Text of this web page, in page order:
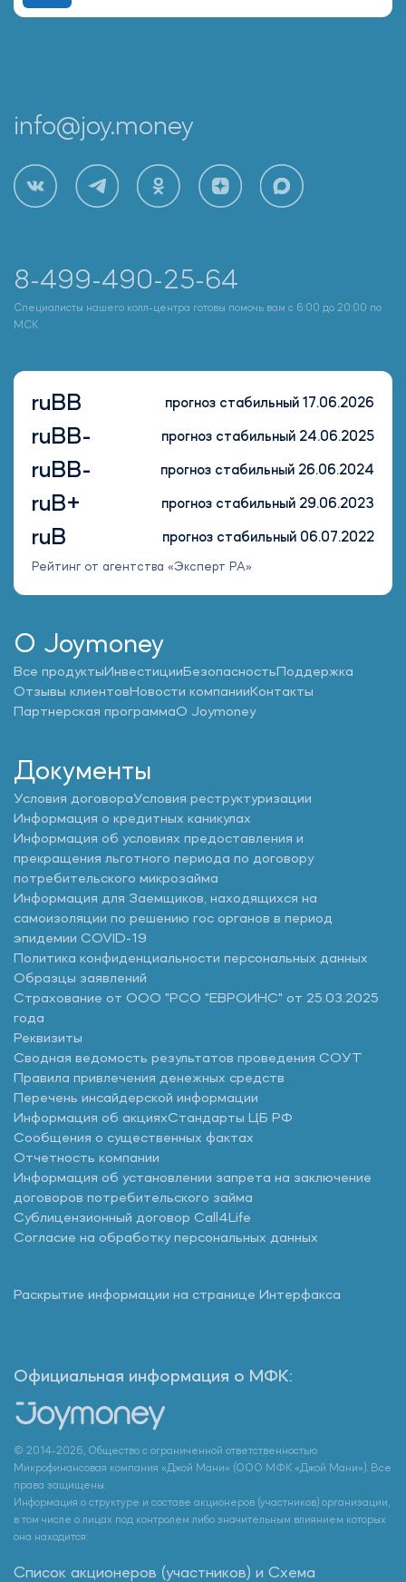
info@joy.money
8-499-490-25-64
Специалисты нашего колл-центра готовы помочь вам с 6:00 до 20:00 по
МСК
ruBB прогноз стабильный 17.06.2026
ruBB- прогноз стабильный 24.06.2025
ruBB- прогноз стабильный 26.06.2024
ruB+ прогноз стабильный 29.06.2023
ruB прогноз стабильный 06.07.2022
Рейтинг от агентства «Эксперт РА»
О Joymoney
Все продуктыИнвестицииБезопасностьПоддержка
Отзывы клиентовНовости компанииКонтакты
Партнерская программаО Joymoney
Документы
Условия договораУсловия реструктуризации
Информация о кредитных каникулах
Информация об условиях предоставления и
прекращения льготного периода по договору
потребительского микрозайма
Информация для Заемщиков, находящихся на
самоизоляции по решению гос органов в период
эпидемии COVID-19
Политика конфиденциальности персональных данных
Образцы заявлений
Страхование от ООО "РСО "ЕВРОИНС" от 25.03.2025
года
Реквизиты
Сводная ведомость результатов проведения СОУТ
Правила привлечения денежных средств
Перечень инсайдерской информации
Информация об акцияхСтандарты ЦБ РФ
Сообщения о существенных фактах
Отчетность компании
Информация об установлении запрета на заключение
договоров потребительского займа
Сублицензионный договор Call4Life
Согласие на обработку персональных данных
Раскрытие информации на странице Интерфакса
Официальная информация о МФК:
© 2014-2026, Общество с ограниченной ответственностью
Микрофинансовая компания «Джой Мани» (ООО МФК «Джой Мани»). Все
права защищены.
Информация о структуре и составе акционеров (участников) организации,
в том числе о лицах под контролем либо значительным влиянием которых
она находится:
Список акционеров (участников) и Схема